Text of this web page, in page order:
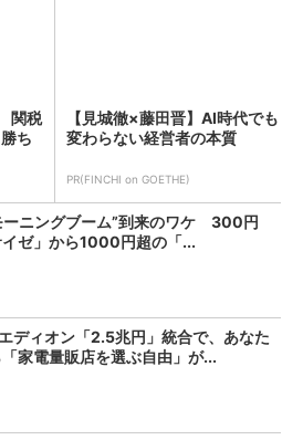
関税
ち
【見城徹×藤田晋】AI時代でも
変わらない経営者の本質
PR(FINCHI on GOETHE)
ーニングブーム”到来のワケ 300円
ゼ」から1000円超の「...
ディオン「2.5兆円」統合で、あなた
家電量販店を選ぶ自由」が...